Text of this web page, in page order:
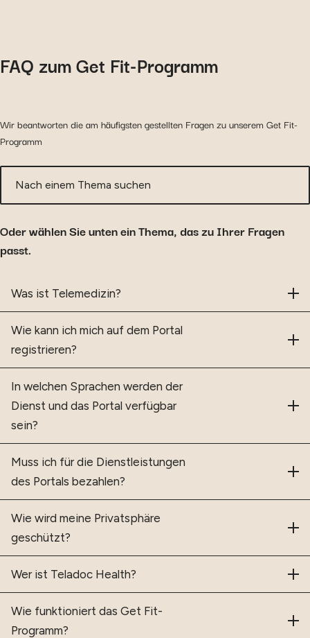
FAQ zum Get Fit-Programm
Wir beantworten die am häufigsten gestellten Fragen zu unserem Get Fit-
Programm
Nach einem Thema suchen
Oder wählen Sie unten ein Thema, das zu Ihrer Fragen
passt.
Häufig gestellte Fragen
Was ist Telemedizin?
Wie kann ich mich auf dem Portal
registrieren?
In welchen Sprachen werden der
Dienst und das Portal verfügbar
sein?
Muss ich für die Dienstleistungen
des Portals bezahlen?
Wie wird meine Privatsphäre
geschützt?
Wer ist Teladoc Health?
Wie funktioniert das Get Fit-
Programm?